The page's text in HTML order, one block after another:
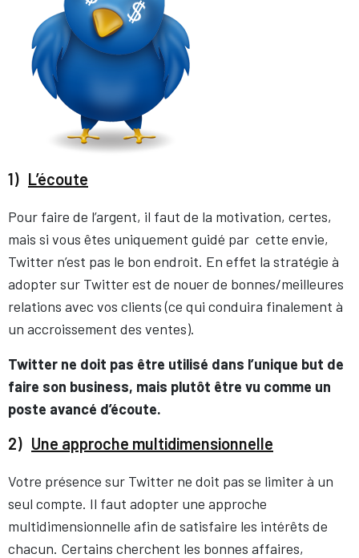
1) L’écoute
Pour faire de l’argent, il faut de la motivation, certes,
mais si vous êtes uniquement guidé par cette envie,
Twitter n’est pas le bon endroit. En effet la stratégie à
adopter sur Twitter est de nouer de bonnes/meilleures
relations avec vos clients (ce qui conduira finalement à
un accroissement des ventes).
Twitter ne doit pas être utilisé dans l’unique but de
faire son business, mais plutôt être vu comme un
poste avancé d’écoute.
2) Une approche multidimensionnelle
Votre présence sur Twitter ne doit pas se limiter à un
seul compte. Il faut adopter une approche
multidimensionnelle afin de satisfaire les intérêts de
chacun. Certains cherchent les bonnes affaires,